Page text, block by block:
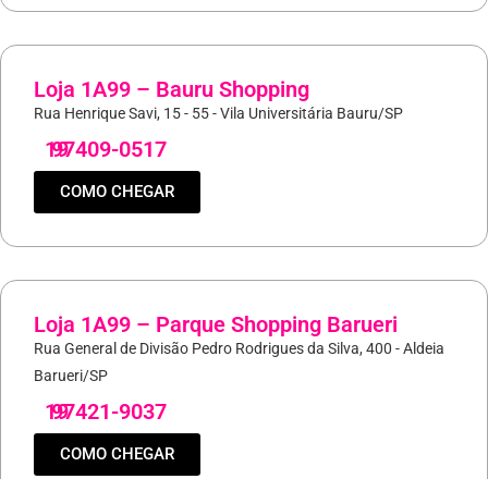
Loja 1A99 – Bauru Shopping
Rua Henrique Savi, 15 - 55 - Vila Universitária Bauru/SP
19
97409-0517
COMO CHEGAR
Loja 1A99 – Parque Shopping Barueri
Rua General de Divisão Pedro Rodrigues da Silva, 400 - Aldeia
Barueri/SP
19
97421-9037
COMO CHEGAR